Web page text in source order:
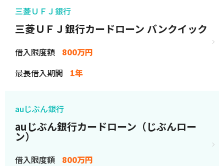
三菱ＵＦＪ銀行
三菱ＵＦＪ銀行カードローン バンクイック
借入限度額
800万円
最長借入期間
1年
auじぶん銀行
auじぶん銀行カードローン（じぶんロー
ン）
借入限度額
800万円